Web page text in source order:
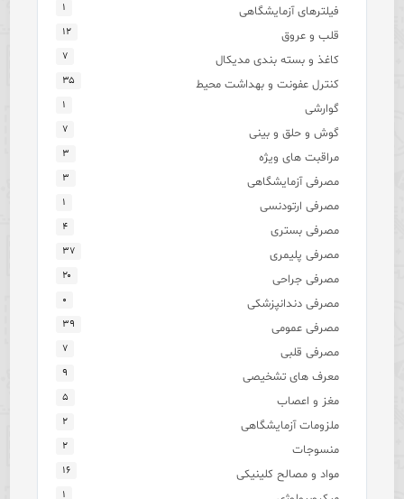
فیلترهای آزمایشگاهی ۱
قلب و عروق ۱۲
کاغذ و بسته بندی مدیکال ۷
کنترل عفونت و بهداشت محیط ۳۵
گوارشی ۱
گوش و حلق و بینی ۷
مراقبت های ویژه ۳
مصرفی آزمایشگاهی ۳
مصرفی ارتودنسی ۱
مصرفی بستری ۴
مصرفی پلیمری ۳۷
مصرفی جراحی ۲۰
مصرفی دندانپزشکی ۰
مصرفی عمومی ۳۹
مصرفی قلبی ۷
معرف های تشخیصی ۹
مغز و اعصاب ۵
ملزومات آزمایشگاهی ۲
منسوجات ۲
مواد و مصالح کلینیکی ۱۶
۱